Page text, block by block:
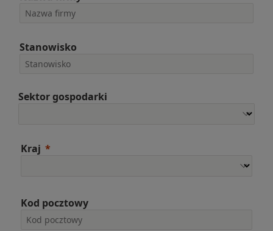
Stanowisko
Sektor gospodarki
Kraj
Kod pocztowy